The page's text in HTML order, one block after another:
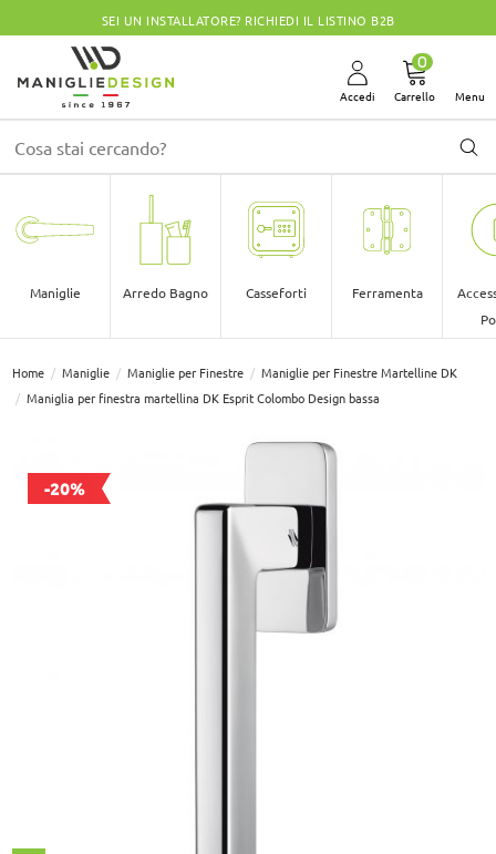
SEI UN INSTALLATORE? RICHIEDI IL LISTINO B2B
Accedi
0
Carrello Menu
Maniglie Arredo Bagno Casseforti Ferramenta
Home Maniglie Maniglie per Finestre
Maniglie per Finestre Martelline DK
Maniglia per finestra martellina DK Esprit Colombo Design bassa
-20%